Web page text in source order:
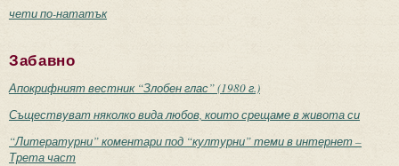
чети по-нататък
Забавно
Апокрифният вестник “Злобен глас” (1980 г.)
Съществуват няколко вида любов, които срещаме в живота си
“Литературни” коментари под “културни” теми в интернет –
Трета част